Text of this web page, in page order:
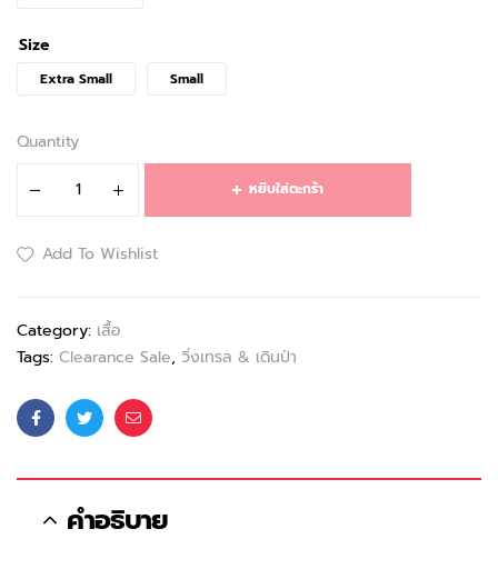
Size
Extra Small Small
Quantity
หยิบใส่ตะกร้า
Add To Wishlist
Category: เสื้อ
Tags: Clearance Sale, วิ่งเทรล & เดินป่า
FacebookTwitterEmail
คำอธิบาย